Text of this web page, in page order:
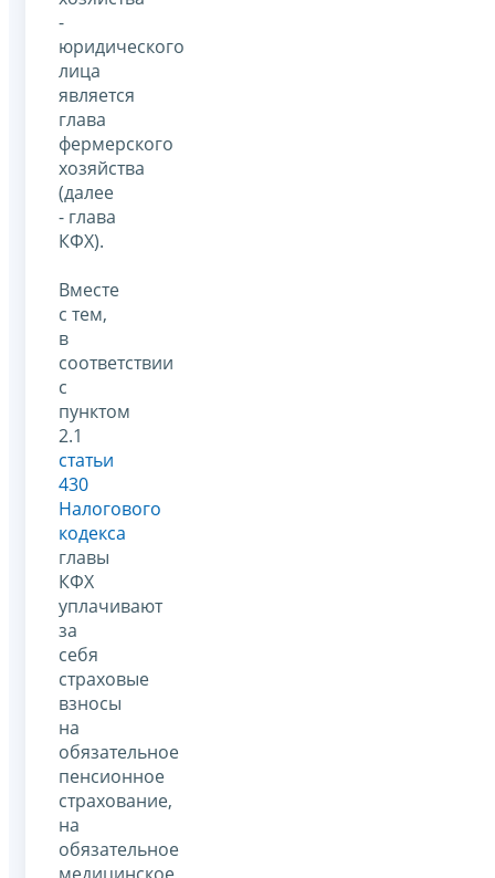
-
юридического
лица
является
глава
фермерского
хозяйства
(далее
- глава
КФХ).
Вместе
с тем,
в
соответствии
с
пунктом
2.1
статьи
430
Налогового
кодекса
главы
КФХ
уплачивают
за
себя
страховые
взносы
на
обязательное
пенсионное
страхование,
на
обязательное